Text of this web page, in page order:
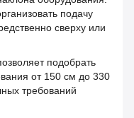
подачу
сверху или
подобрать
от 150 см до 330
требований